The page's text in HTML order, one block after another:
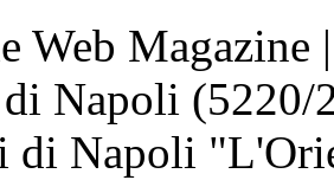
Web Magazine
Napoli
di Napoli